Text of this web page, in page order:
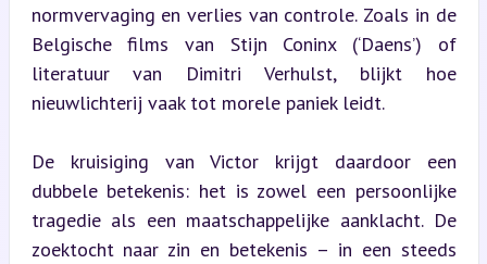
normvervaging en verlies van controle. Zoals in de
Belgische films van Stijn Coninx (‘Daens’) of
literatuur van Dimitri Verhulst, blijkt hoe
nieuwlichterij vaak tot morele paniek leidt.
De kruisiging van Victor krijgt daardoor een
dubbele betekenis: het is zowel een persoonlijke
tragedie als een maatschappelijke aanklacht. De
zoektocht naar zin en betekenis – in een steeds